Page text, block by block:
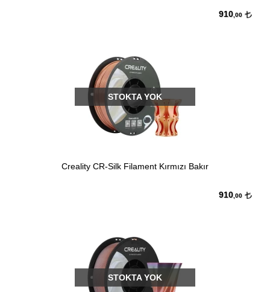
910 ,00
STOKTA YOK
Creality CR-Silk Filament Kırmızı Bakır
910 ,00
STOKTA YOK